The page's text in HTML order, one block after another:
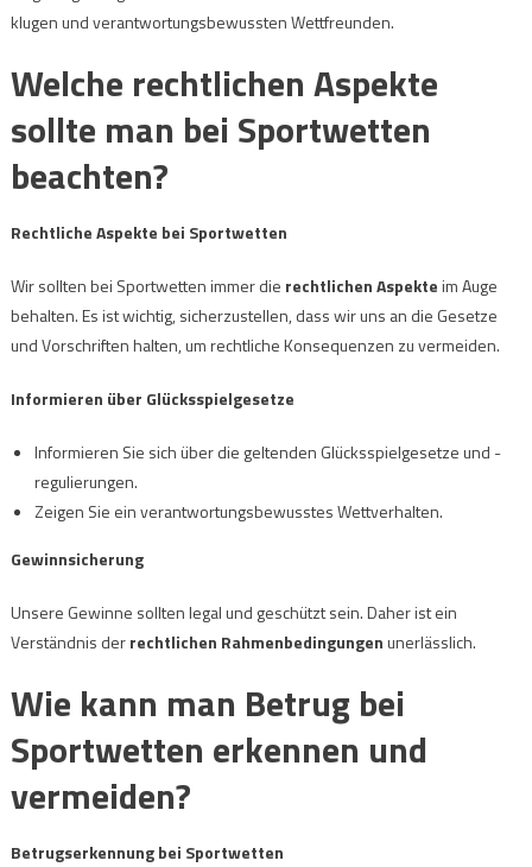
klugen und verantwortungsbewussten Wettfreunden.
Welche rechtlichen Aspekte
sollte man bei Sportwetten
beachten?
Rechtliche Aspekte bei Sportwetten
Wir sollten bei Sportwetten immer die rechtlichen Aspekteim Auge
behalten. Es ist wichtig, sicherzustellen, dass wir uns an die Gesetze
und Vorschriften halten, um rechtliche Konsequenzen zu vermeiden.
Informieren über Glücksspielgesetze
Informieren Sie sich über die geltenden Glücksspielgesetze und -
regulierungen.
Zeigen Sie ein verantwortungsbewusstes Wettverhalten.
Gewinnsicherung
Unsere Gewinne sollten legal und geschützt sein. Daher ist ein
Verständnis derrechtlichen Rahmenbedingungenunerlässlich.
Wie kann man Betrug bei
Sportwetten erkennen und
vermeiden?
Betrugserkennung bei Sportwetten